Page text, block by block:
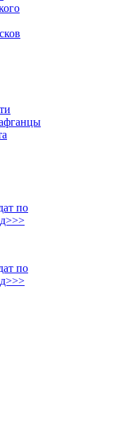
по
по